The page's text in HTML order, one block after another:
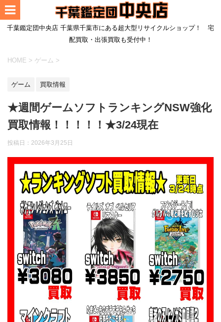
千葉鑑定団中央店 千葉県千葉市にある超大型リサイクルショップ！ 宅
配買取・出張買取も受付中！
HOME > ゲーム >
ゲーム 買取情報
★週間ゲームソフトランキングNSW強化
買取情報！！！！！★3/24現在
投稿日： 2026年3月25日